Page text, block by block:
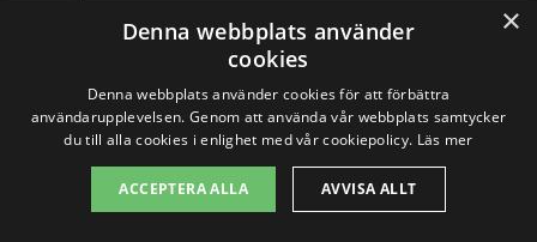
Sundsvall
Krokom
Båstad
Ljungdalen
×
Denna webbplats använder
cookies
Denna webbplats använder cookies för att förbättra
användarupplevelsen. Genom att använda vår webbplats samtycker
du till alla cookies i enlighet med vår cookiepolicy. Läs mer
ACCEPTERA ALLA AVVISA ALLT